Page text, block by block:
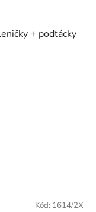
+ podtácky
Kód: 1614/2X